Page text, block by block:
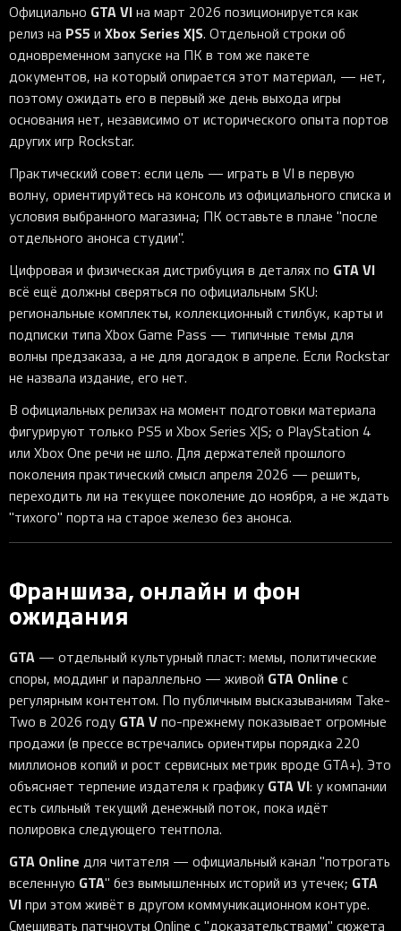
Официально GTA VIна март 2026 позиционируется как
релиз на PS5 и Xbox Series X|S. Отдельной строки об
одновременном запуске на ПК в том же пакете
документов, на который опирается этот материал, — нет,
поэтому ожидать его в первый же день выхода игры
основания нет, независимо от исторического опыта портов
других игр Rockstar.
Практический совет: если цель — играть в VI в первую
волну, ориентируйтесь на консоль из официального списка и
условия выбранного магазина; ПК оставьте в плане "после
отдельного анонса студии".
Цифровая и физическая дистрибуция в деталях по GTA VI
всё ещё должны сверяться по официальным SKU:
региональные комплекты, коллекционный стилбук, карты и
подписки типа Xbox Game Pass — типичные темы для
волны предзаказа, а не для догадок в апреле. Если Rockstar
не назвала издание, его нет.
В официальных релизах на момент подготовки материала
фигурируют только PS5 и Xbox Series X|S; о PlayStation 4
или Xbox One речи не шло. Для держателей прошлого
поколения практический смысл апреля 2026 — решить,
переходить ли на текущее поколение до ноября, а не ждать
"тихого" порта на старое железо без анонса.
Франшиза, онлайн и фон
ожидания
GTA — отдельный культурный пласт: мемы, политические
споры, моддинг и параллельно — живой GTA Online с
регулярным контентом. По публичным высказываниям Take-
Two в 2026 году GTA Vпо-прежнему показывает огромные
продажи (в прессе встречались ориентиры порядка 220
миллионов копий и рост сервисных метрик вроде GTA+). Это
объясняет терпение издателя к графику GTA VI: у компании
есть сильный текущий денежный поток, пока идёт
полировка следующего тентпола.
GTA Online для читателя — официальный канал "потрогать
вселенную GTA" без вымышленных историй из утечек; GTA
VIпри этом живёт в другом коммуникационном контуре.
Смешивать патчноуты Online с "доказательствами" сюжета